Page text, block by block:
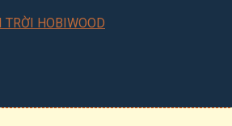
TRỜI HOBIWOOD